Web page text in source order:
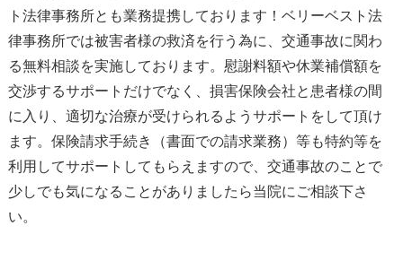
ト法律事務所とも業務提携しております！ベリーベスト法
律事務所では被害者様の救済を行う為に、交通事故に関わ
る無料相談を実施しております。慰謝料額や休業補償額を
交渉するサポートだけでなく、損害保険会社と患者様の間
に入り、適切な治療が受けられるようサポートをして頂け
ます。保険請求手続き（書面での請求業務）等も特約等を
利用してサポートしてもらえますので、交通事故のことで
少しでも気になることがありましたら当院にご相談下さ
い。